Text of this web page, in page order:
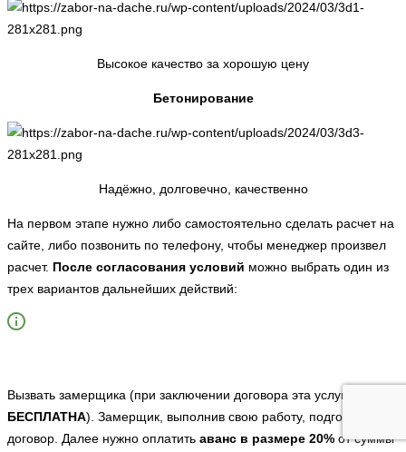
Высокое качество за хорошую цену
Бетонирование
Надёжно, долговечно, качественно
На первом этапе нужно либо самостоятельно сделать расчет на
сайте, либо позвонить по телефону, чтобы менеджер произвел
расчет. После согласования условий можно выбрать один из
трех вариантов дальнейших действий:
Вызвать замерщика (при заключении договора эта услуга
БЕСПЛАТНА). Замерщик, выполнив свою работу, подготовит
договор. Далее нужно оплатить аванс в размере 20% от суммы